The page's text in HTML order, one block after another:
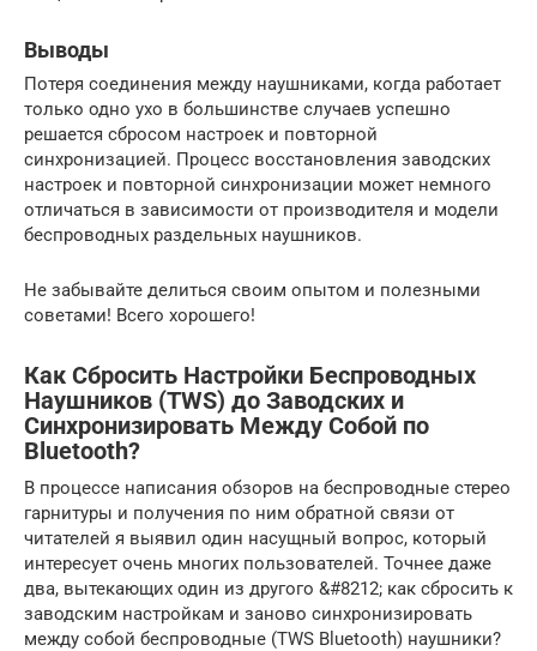
Выводы
Потеря соединения между наушниками, когда работает
только одно ухо в большинстве случаев успешно
решается сбросом настроек и повторной
синхронизацией. Процесс восстановления заводских
настроек и повторной синхронизации может немного
отличаться в зависимости от производителя и модели
беспроводных раздельных наушников.
Не забывайте делиться своим опытом и полезными
советами! Всего хорошего!
Как Сбросить Настройки Беспроводных
Наушников (TWS) до Заводских и
Синхронизировать Между Собой по
Bluetooth?
В процессе написания обзоров на беспроводные стерео
гарнитуры и получения по ним обратной связи от
читателей я выявил один насущный вопрос, который
интересует очень многих пользователей. Точнее даже
два, вытекающих один из другого &#8212; как сбросить к
заводским настройкам и заново синхронизировать
между собой беспроводные (TWS Bluetooth) наушники?